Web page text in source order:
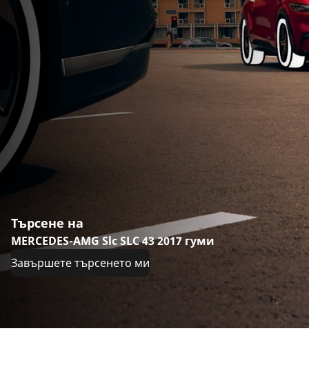
Търсене на
MERCEDES-AMG Slc SLC 43 2017 гуми
Завършете търсенето ми